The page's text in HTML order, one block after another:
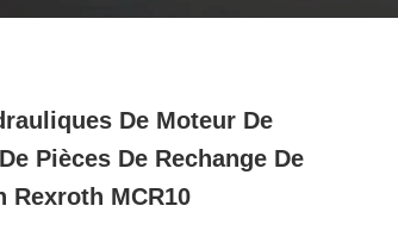
De Moteur De
Pièces De Rechange De
Rexroth MCR10